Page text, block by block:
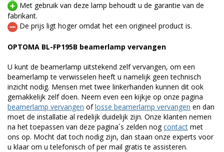
Met gebruik van deze lamp behoudt u de garantie van de
fabrikant.
De prijs ligt hoger omdat het een origineel product is.
OPTOMA BL-FP195B beamerlamp vervangen
U kunt de beamerlamp uitstekend zelf vervangen, om een
beamerlamp te verwisselen heeft u namelijk geen technisch
inzicht nodig. Mensen met twee linkerhanden kunnen dit ook
gemakkelijk zelf doen. Neem even een kijkje op onze pagina
beamerlamp vervangen oflosse beamerlamp vervangen en dan
moet de installatie al redelijk duidelijk zijn. Onze klanten nemen
na het toepassen van deze pagina´s zelden nogcontact met
ons op. Mocht dat toch nodig zijn, dan staan onze experts voor
u klaar om u telefonisch of per mail gratis te assisteren.